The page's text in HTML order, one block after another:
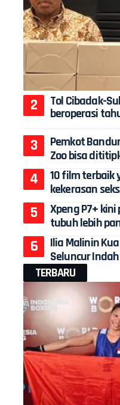
Tol Cibadak-
beroperasi
Pemkot
Zoo bisa
10 film terbaik
kekerasan
Xpeng P7+ kini
tubuh lebih
Ilia Malinin
Seluncur
TERBARU